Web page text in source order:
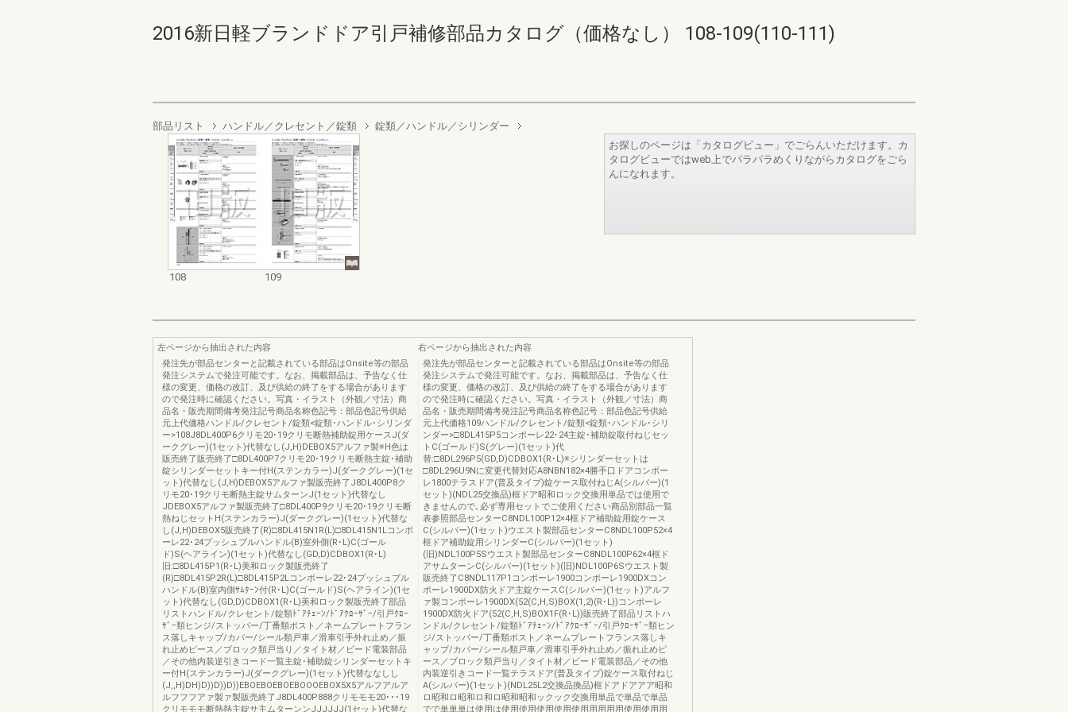
2016新日軽ブランドドア引戸補修部品カタログ（価格なし） 108-109(110-111)
部品リスト ハンドル／クレセント／錠類 錠類／ハンドル／シリンダー
108 109
お探しのページは「カタログビュー」でごらんいただけます。カ
タログビューではweb上でパラパラめくりながらカタログをごら
んになれます。
左ページから抽出された内容
発注先が部品センターと記載されている部品はOnsite等の部品
発注システムで発注可能です。なお、掲載部品は、予告なく仕
様の変更、価格の改訂、及び供給の終了をする場合があります
ので発注時に確認ください。写真・イラスト（外観／寸法）商
品名・販売期間備考発注記号商品名称色記号：部品色記号供給
元上代価格ハンドル/クレセント/錠類<錠類･ハンドル･シリンダ
ー>108J8DL400P6クリモ20･19クリモ断熱補助錠用ケースJ(ダ
ークグレー)(1セット)代替なし(J,H)DEBOX5アルファ製※H色は
販売終了販売終了□8DL400P7クリモ20･19クリモ断熱主錠･補助
錠シリンダーセットキー付H(ステンカラー)J(ダークグレー)(1セ
ット)代替なし(J,H)DEBOX5アルファ製販売終了J8DL400P8ク
リモ20･19クリモ断熱主錠サムターンJ(1セット)代替なし
JDEBOX5アルファ製販売終了□8DL400P9クリモ20･19クリモ断
熱ねじセットH(ステンカラー)J(ダークグレー)(1セット)代替な
し(J,H)DEBOX5販売終了(R)□8DL415N1R(L)□8DL415N1Lコンポ
ーレ22･24プッシュブルハンドル(B)室外側(R･L)C(ゴール
ド)S(ヘアライン)(1セット)代替なし(GD,D)CDBOX1(R･L)
旧:□8DL415P1(R･L)美和ロック製販売終了
(R)□8DL415P2R(L)□8DL415P2Lコンポーレ22･24プッシュブル
ハンドル(B)室内側ｻﾑﾀｰﾝ付(R･L)C(ゴールド)S(ヘアライン)(1セ
ット)代替なし(GD,D)CDBOX1(R･L)美和ロック製販売終了部品
リストハンドル/クレセント/錠類ﾄﾞｱﾁｪｰﾝ/ﾄﾞｱｸﾛｰｻﾞｰ/引戸ｸﾛｰ
ｻﾞｰ類ヒンジ/ストッパー/丁番類ポスト／ネームプレートフラン
ス落しキャップ/カバー/シール類戸車／滑車引手外れ止め／振
れ止めピース／ブロック類戸当り／タイト材／ビード電装部品
／その他内装逆引きコード一覧主錠･補助錠シリンダーセットキ
ー付H(ステンカラー)J(ダークグレー)(1セット)代替ななしし
(J,,H)DH)D))D))D))EBOEBOEBOEBOOOEBOX5X5アルフアルア
ルフフフアァ製ァ製販売終了J8DL400P888クリモモモ20･･･19
クリモモモ断熱熱主錠サ主ムターンンJJJJJJ(1セット)代替な
右ページから抽出された内容
発注先が部品センターと記載されている部品はOnsite等の部品
発注システムで発注可能です。なお、掲載部品は、予告なく仕
様の変更、価格の改訂、及び供給の終了をする場合があります
ので発注時に確認ください。写真・イラスト（外観／寸法）商
品名・販売期間備考発注記号商品名称色記号：部品色記号供給
元上代価格109ハンドル/クレセント/錠類<錠類･ハンドル･シリ
ンダー>□8DL415P5コンポーレ22･24主錠･補助錠取付ねじセッ
トC(ゴールド)S(グレー)(1セット)代
替:□8DL296P5(GD,D)CDBOX1(R･L)※シリンダーセットは
□8DL296U9Nに変更代替対応A8NBN182×4勝手口ドアコンポー
レ1800テラスドア(普及タイプ)錠ケース取付ねじA(シルバー)(1
セット)(NDL25交換品)框ドア昭和ロック交換用単品では使用で
きませんので､必ず専用セットでご使用ください商品別部品一覧
表参照部品センターC8NDL100P12×4框ドア補助錠用錠ケース
C(シルバー)(1セット)ウエスト製部品センターC8NDL100P52×4
框ドア補助錠用シリンダーC(シルバー)(1セット)
(旧)NDL100P5Sウエスト製部品センターC8NDL100P62×4框ド
アサムターンC(シルバー)(1セット)(旧)NDL100P6Sウエスト製
販売終了C8NDL117P1コンポーレ1900コンポーレ1900DXコン
ポーレ1900DX防火ドア主錠ケースC(シルバー)(1セット)アルフ
ァ製コンポーレ1900DX(52(C,H,S)BOX(1,2)(R･L))コンポーレ
1900DX防火ドア(52(C,H,S)BOX1F(R･L))販売終了部品リストハ
ンドル/クレセント/錠類ﾄﾞｱﾁｪｰﾝ/ﾄﾞｱｸﾛｰｻﾞｰ/引戸ｸﾛｰｻﾞｰ類ヒン
ジ/ストッパー/丁番類ポスト／ネームプレートフランス落しキ
ャップ/カバー/シール類戸車／滑車引手外れ止め／振れ止めピ
ース／ブロック類戸当り／タイト材／ビード電装部品／その他
内装逆引きコード一覧テラスドア(普及タイプ)錠ケース取付ねじ
A(シルバー)(1セット)(NDL25L2交換品換品)框ドアドアアア昭和
ロ昭和ロ昭和ロ和ロ昭和昭和ックック交換用単品で単品で単品
でで単単単は使用は使用使用使用使用使用用用用用使用使用用